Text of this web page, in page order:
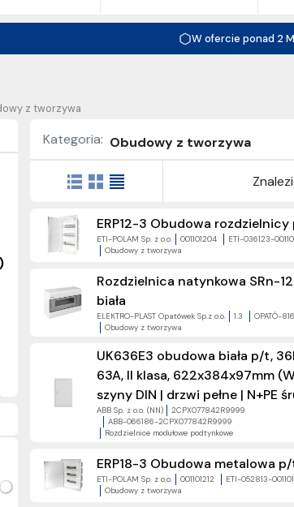
W ofercie ponad 2
z tworzywa
Kategoria: Obudowy z tworzywa
ERP12-3 Obudowa
ETI-POLAM Sp. z o.o. 001101204
ETI-036123-
Obudowy z tworzywa
Rozdzielnica natynkowa SRn-12
biała
ELEKTRO-PLAST Opatówek Sp.z o.o. 1.3
OPATÓ-
Obudowy z tworzywa
UK636E3 obudowa biała p/t,
63A, II klasa, 622x384x97mm
szyny DIN | drzwi pełne | N+PE
ABB Sp. z o.o. (NN)
2CPX077842R9999
ABB-066186-2CPX077842R9999
Rozdzielnice modułowe podtynkowe
ERP18-3 Obudowa metalowa
ETI-POLAM Sp. z o.o. 001101212
ETI-052813-
Obudowy z tworzywa